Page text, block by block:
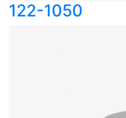
122-1050